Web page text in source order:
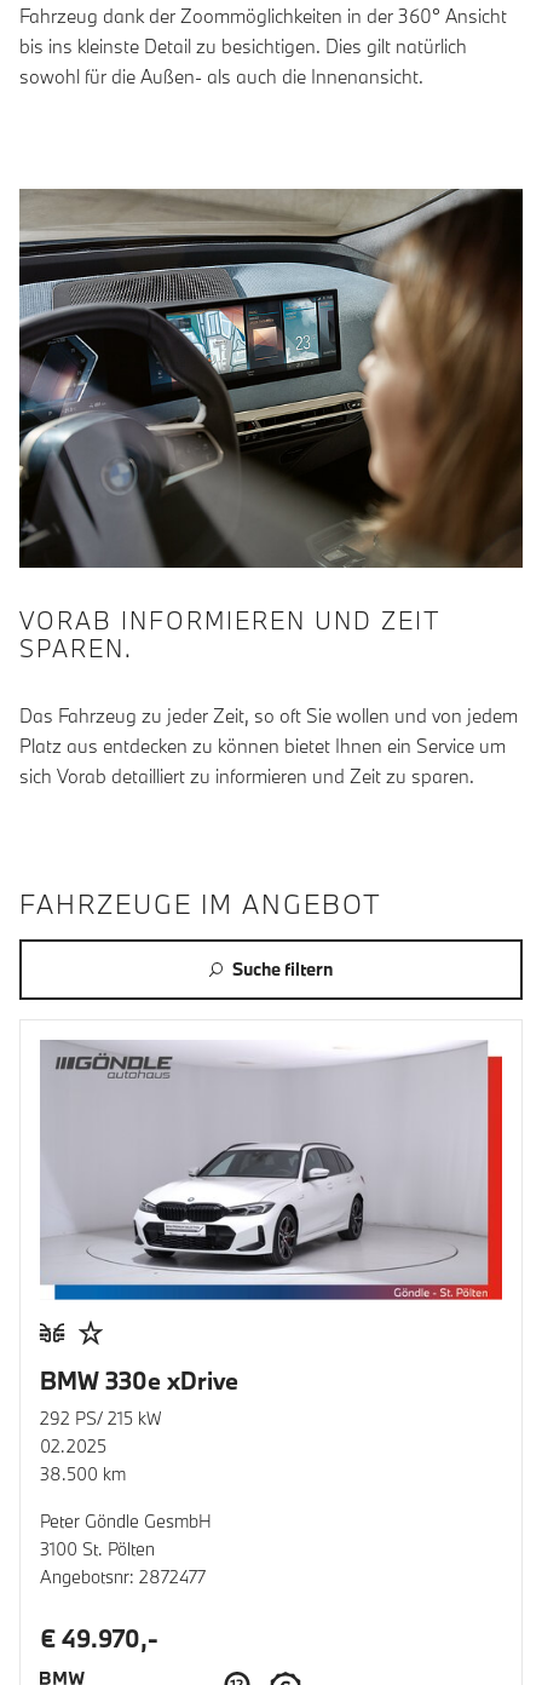
Fahrzeug dank der Zoommöglichkeiten in der 360° Ansicht
bis ins kleinste Detail zu besichtigen. Dies gilt natürlich
sowohl für die Außen- als auch die Innenansicht.
VORAB INFORMIEREN UND ZEIT
SPAREN.
Das Fahrzeug zu jeder Zeit, so oft Sie wollen und von jedem
Platz aus entdecken zu können bietet Ihnen ein Service um
sich Vorab detailliert zu informieren und Zeit zu sparen.
FAHRZEUGE IM ANGEBOT
Suche filtern
BMW 330e xDrive
292 PS/ 215 kW
02.2025
38.500 km
Peter Göndle GesmbH
3100 St. Pölten
Angebotsnr: 2872477
€ 49.970,-